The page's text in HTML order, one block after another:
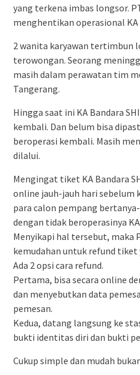
yang terkena imbas longsor.
menghentikan operasional KA
2 wanita karyawan tertimbun
terowongan. Seorang
masih dalam perawatan tim
Tangerang.
Hingga saat ini KA Bandara
kembali. Dan belum bisa
beroperasi kembali. Masih
dilalui.
Mengingat tiket KA Bandara
online jauh-jauh hari sebelum
para calon pempang
dengan tidak beroperasinya KA
Menyikapi hal tersebut, maka
kemudahan untuk refund tiket
Ada 2 opsi cara refund.
Pertama, bisa secara online
dan menyebutkan data
pemesan.
Kedua, datang langsung ke
bukti identitas diri dan bukti
Cukup simple dan mudah